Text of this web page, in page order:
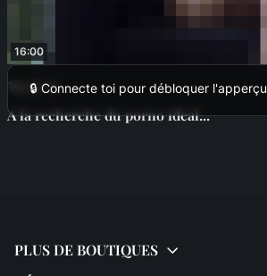
16:00
🔒 Connecte toi pour débloquer l'apperçu
16,00 €
A la recherche du porno ideal...